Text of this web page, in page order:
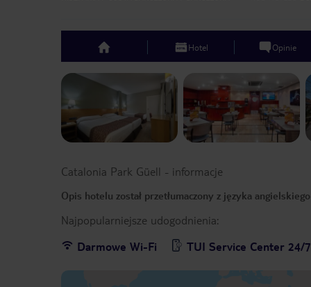
top Hotel Opinie
Previous slide
Catalonia Park Güell - informacje
Opis hotelu został przetłumaczony z języka
Najpopularniejsze udogodnienia:
Darmowe Wi-Fi
TUI Service Center 24/